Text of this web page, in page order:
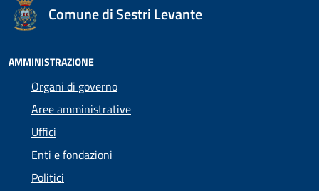
Comune di Sestri Levante
AMMINISTRAZIONE
Organi di governo
Aree amministrative
Uffici
Enti e fondazioni
Politici